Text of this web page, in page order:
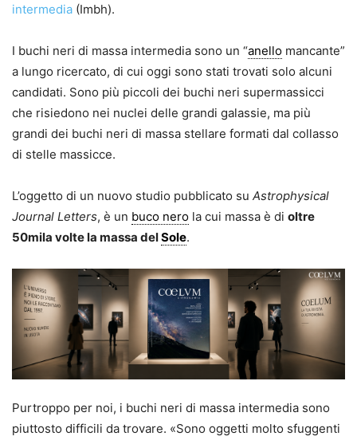
intermedia (Imbh).
I buchi neri di massa intermedia sono un “anello mancante”
a lungo ricercato, di cui oggi sono stati trovati solo alcuni
candidati. Sono più piccoli dei buchi neri supermassicci
che risiedono nei nuclei delle grandi galassie, ma più
grandi dei buchi neri di massa stellare formati dal collasso
di stelle massicce.
L’oggetto di un nuovo studio pubblicato su Astrophysical
Journal Letters, è un buco nero la cui massa è di oltre
50mila volte la massa delSole.
Purtroppo per noi, i buchi neri di massa intermedia sono
piuttosto difficili da trovare. «Sono oggetti molto sfuggenti